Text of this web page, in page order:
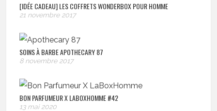
[IDÉE CADEAU] LES COFFRETS WONDERBOX POUR HOMME
21 novembre 2017
SOINS À BARBE APOTHECARY 87
8 novembre 2017
BON PARFUMEUR X LABOXHOMME #42
13 mai 2020